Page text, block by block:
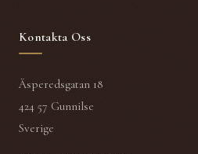
Kontakta Oss
Äsperedsgatan 18
424 57 Gunnilse
Sverige